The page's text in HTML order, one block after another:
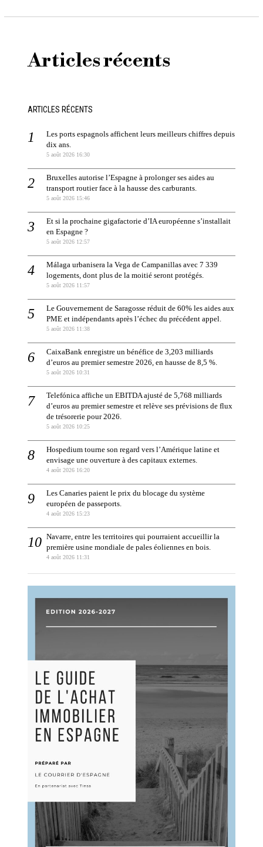
Articles récents
ARTICLES RÉCENTS
Les ports espagnols affichent leurs meilleurs chiffres depuis
dix ans.
5 août 2026 16:30
Bruxelles autorise l’Espagne à prolonger ses aides au
transport routier face à la hausse des carburants.
5 août 2026 15:46
Et si la prochaine gigafactorie d’IA européenne s’installait
en Espagne ?
5 août 2026 12:57
Málaga urbanisera la Vega de Campanillas avec 7 339
logements, dont plus de la moitié seront protégés.
5 août 2026 11:57
Le Gouvernement de Saragosse réduit de 60% les aides aux
PME et indépendants après l’échec du précédent appel.
5 août 2026 11:38
CaixaBank enregistre un bénéfice de 3,203 milliards
d’euros au premier semestre 2026, en hausse de 8,5 %.
5 août 2026 10:31
Telefónica affiche un EBITDA ajusté de 5,768 milliards
d’euros au premier semestre et relève ses prévisions de flux
de trésorerie pour 2026.
5 août 2026 10:25
Hospedium tourne son regard vers l’Amérique latine et
envisage une ouverture à des capitaux externes.
4 août 2026 16:20
Les Canaries paient le prix du blocage du système
européen de passeports.
4 août 2026 15:23
Navarre, entre les territoires qui pourraient accueillir la
première usine mondiale de pales éoliennes en bois.
4 août 2026 11:31